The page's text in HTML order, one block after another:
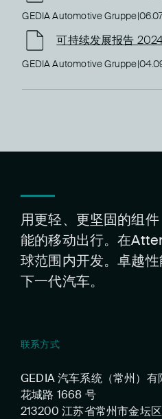
GEDIA Automotive Gruppe|
可持续发展报告
GEDIA Automotive Gruppe|
用更轻、更坚固的组
能的移动出行。在
球范围内开发。卓越
下一代汽车。
联系方式
GEDIA 汽车系统（常州）有
花城路 1668 号
213200 江苏省常州市金坛区